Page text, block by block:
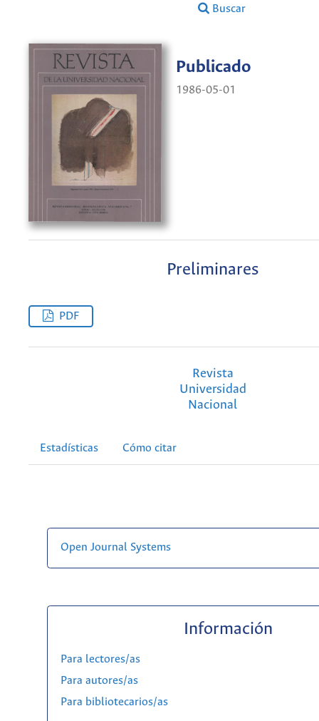
Buscar
Publicado
1986-05-01
Preliminares
PDF
Revista
Universidad
Nacional
Estadísticas Cómo citar
Open Journal Systems
Información
Para lectores/as
Para autores/as
Para bibliotecarios/as